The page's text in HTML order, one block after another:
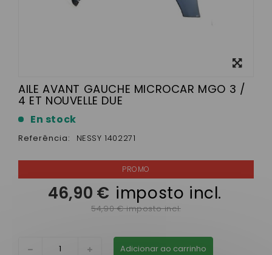
AILE AVANT GAUCHE MICROCAR MGO 3 /
4 ET NOUVELLE DUE
En stock
Referência: NESSY 1402271
46,90 € imposto incl.
54,90 € imposto incl.
Adicionar ao carrinho